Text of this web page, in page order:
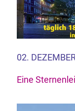
02.
Eine